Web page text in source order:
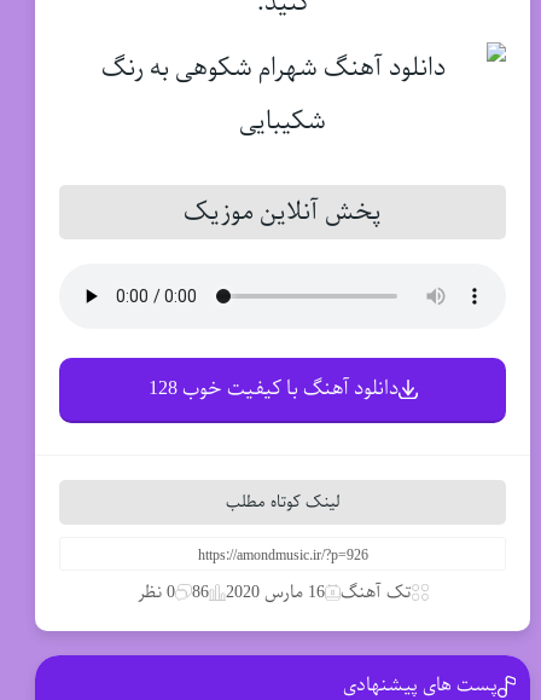
پخش آنلاین موزیک
دانلود آهنگ با کیفیت خوب 128
لینک کوتاه مطلب
تک آهنگ 16 مارس 2020 86 0 نظر
پست های پیشنهادی